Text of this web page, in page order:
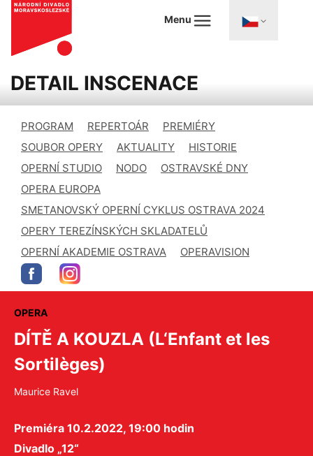
Menu
DETAIL INSCENACE
PROGRAM REPERTOÁR
PREMIÉRY
SOUBOR OPERY
AKTUALITY
HISTORIE
OPERNÍ STUDIO
NODO
OSTRAVSKÉ DNY
OPERA EUROPA
SMETANOVSKÝ OPERNÍ CYKLUS OSTRAVA 2024
OPERY TEREZÍNSKÝCH SKLADATELŮ
OPERNÍ AKADEMIE OSTRAVA
OPERAVISION
OPERA
DÍTĚ A KOUZLA (L‘Enfant et les
Sortilèges)
Maurice Ravel
Premiéra 10.2.2022, 19:00 hodin
Divadlo „12“